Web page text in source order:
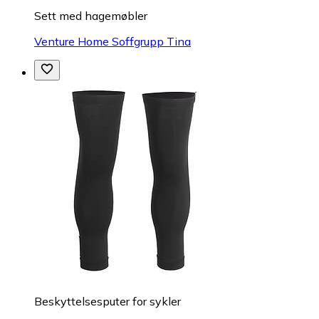
Sett med hagemøbler
Venture Home Soffgrupp Tina
Beskyttelsesputer for sykler